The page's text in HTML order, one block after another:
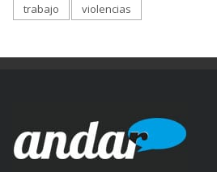
trabajo
violencias